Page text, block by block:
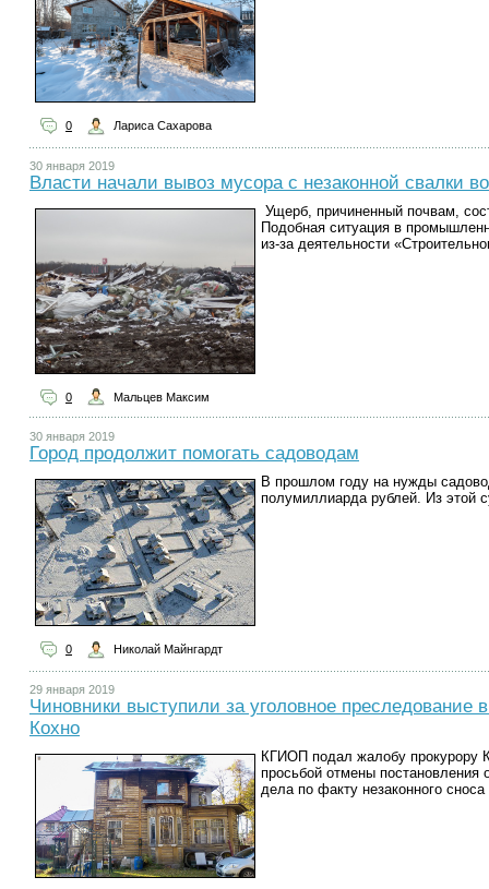
0 Лариса Сахарова
30 января 2019
Власти начали вывоз мусора с незаконной свалки
Ущерб, причиненный почвам,
Подобная ситуация в
из-за деятельности
0 Мальцев Максим
30 января 2019
Город продолжит помогать садоводам
В прошлом году на нужды
полумиллиарда рублей. Из этой
0 Николай Майнгардт
29 января 2019
Чиновники выступили за уголовное преследование
Кохно
КГИОП подал жалобу прокурору
просьбой отмены постановления
дела по факту незаконного